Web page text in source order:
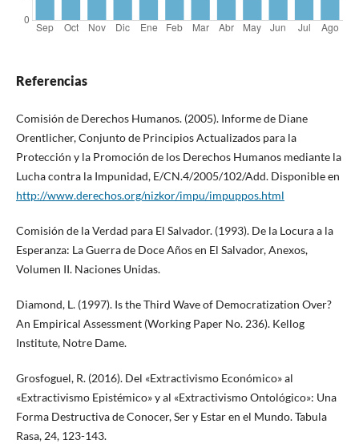
Referencias
Comisión de Derechos Humanos. (2005). Informe de Diane
Orentlicher, Conjunto de Principios Actualizados para la
Protección y la Promoción de los Derechos Humanos mediante la
Lucha contra la Impunidad, E/CN.4/2005/102/Add. Disponible en
http://www.derechos.org/nizkor/impu/impuppos.html
Comisión de la Verdad para El Salvador. (1993). De la Locura a la
Esperanza: La Guerra de Doce Años en El Salvador, Anexos,
Volumen II. Naciones Unidas.
Diamond, L. (1997). Is the Third Wave of Democratization Over?
An Empirical Assessment (Working Paper No. 236). Kellog
Institute, Notre Dame.
Grosfoguel, R. (2016). Del «Extractivismo Económico» al
«Extractivismo Epistémico» y al «Extractivismo Ontológico»: Una
Forma Destructiva de Conocer, Ser y Estar en el Mundo. Tabula
Rasa, 24, 123-143.